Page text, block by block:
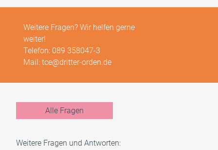
Weitere Fragen? Wir helfen gerne
weiter!
Telefon: 089 358047-3
Mail: tce@dritter-orden.de
Alle Fragen
Weitere Fragen und Antworten: